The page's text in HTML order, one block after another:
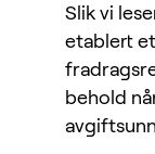
Slik vi
etablert
behold